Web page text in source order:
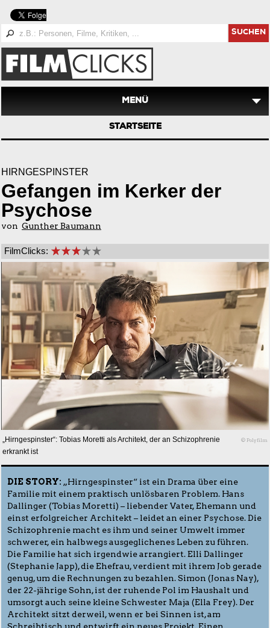
SUCHEN
MENÜ
STARTSEITE
HIRNGESPINSTER
Gefangen im Kerker der
Psychose
von Gunther Baumann
FilmClicks:
„Hirngespinster“: Tobias Moretti als Architekt, der an Schizophrenie
erkrankt ist
© Polyfilm
DIE STORY: „Hirngespinster“ ist ein Drama über eine
Familie mit einem praktisch unlösbaren Problem. Hans
Dallinger (Tobias Moretti) – liebender Vater, Ehemann und
einst erfolgreicher Architekt – leidet an einer Psychose. Die
Schizophrenie macht es ihm und seiner Umwelt immer
schwerer, ein halbwegs ausgeglichenes Leben zu führen.
Die Familie hat sich irgendwie arrangiert. Elli Dallinger
(Stephanie Japp), die Ehefrau, verdient mit ihrem Job gerade
genug, um die Rechnungen zu bezahlen. Simon (Jonas Nay),
der 22-jährige Sohn, ist der ruhende Pol im Haushalt und
umsorgt auch seine kleine Schwester Maja (Ella Frey). Der
Architekt sitzt derweil, wenn er bei Sinnen ist, am
Schreibtisch und entwirft ein neues Projekt. Einen